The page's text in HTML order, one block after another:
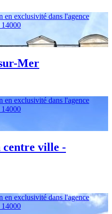
Mer
centre ville -